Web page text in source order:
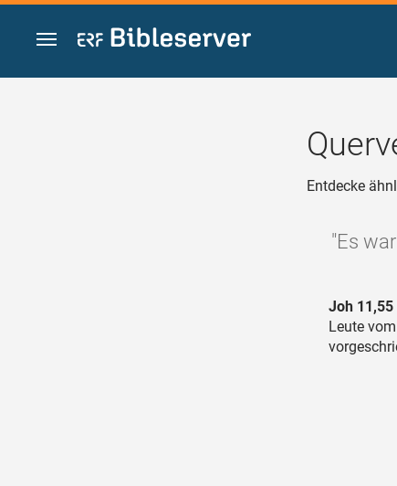
Zum Inhalt springen
Entdecke
"Es
Joh 11,55
Leute